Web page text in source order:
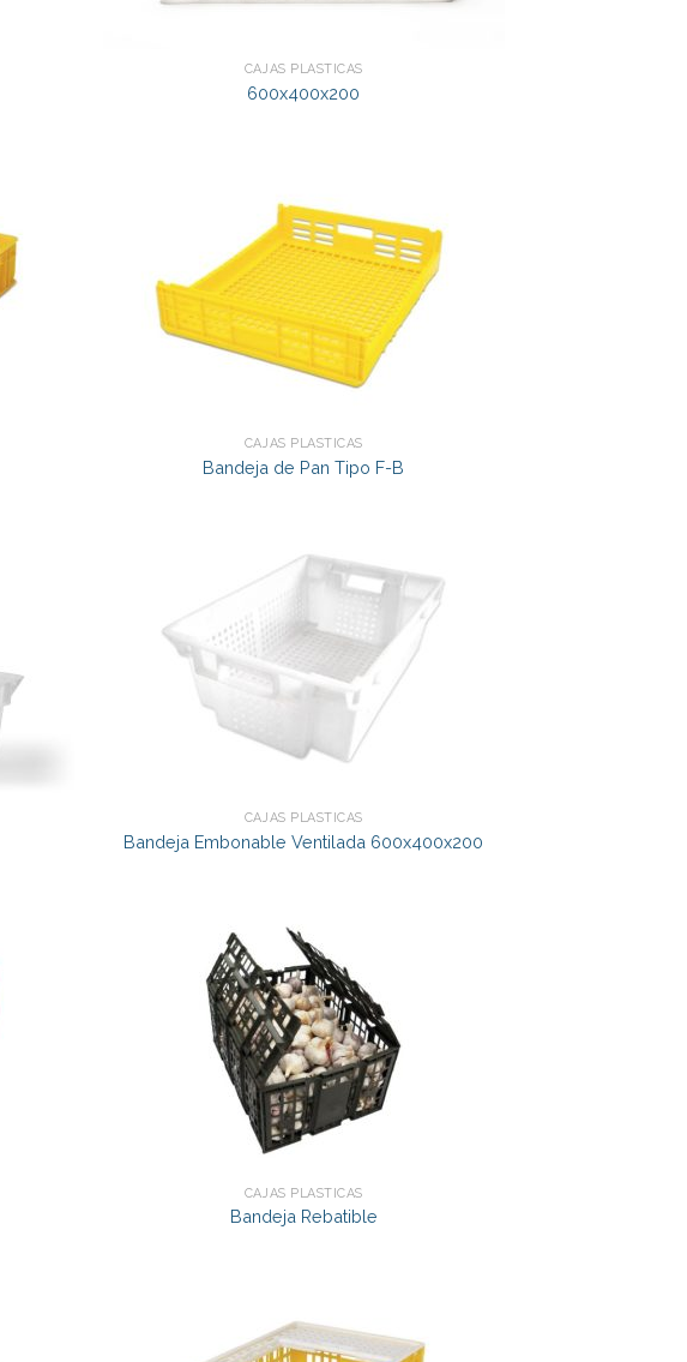
CAJAS PLÁSTICAS
600x400x200
CAJAS PLÁSTICAS
Bandeja de Pan Tipo F-B
CAJAS PLÁSTICAS
Bandeja Embonable Ventilada 600x400x200
CAJAS PLÁSTICAS
Bandeja Rebatible